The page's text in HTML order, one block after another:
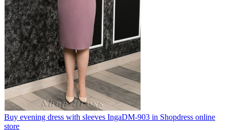
Buy evening dress with sleeves IngaDM-903 in Shopdress online
store